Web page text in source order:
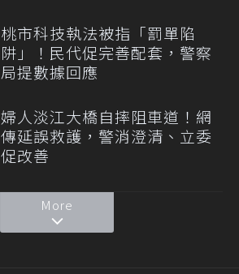
桃市科技執法被指「罰單陷
阱」！民代促完善配套，警察
局提數據回應
婦人淡江大橋自摔阻車道！網
傳延誤救護，警消澄清、立委
促改善
More